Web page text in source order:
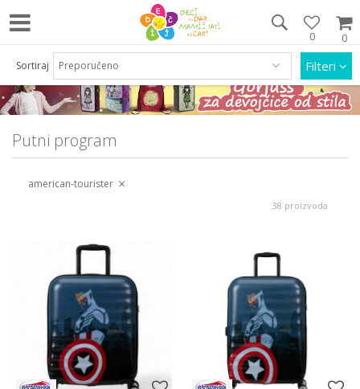
0
0
Pozovite nas na 063/55 33 46 i 011/452 92 40
Putni program
Sortiraj Filteri
american-tourister
38 proizvoda